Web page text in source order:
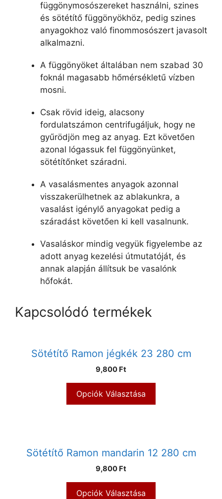
függönymosószereket használni, szines
és sötétítő függönyökhöz, pedig szines
anyagokhoz való finommosószert javasolt
alkalmazni.
A függönyöket általában nem szabad 30
foknál magasabb hőmérsékletű vízben
mosni.
Csak rövid ideig, alacsony
fordulatszámon centrifugáljuk, hogy ne
gyűrödjön meg az anyag. Ezt követően
azonal lógassuk fel függönyünket,
sötétítőnket száradni.
A vasalásmentes anyagok azonnal
visszakerülhetnek az ablakunkra, a
vasalást igénylő anyagokat pedig a
száradást követően ki kell vasalnunk.
Vasaláskor mindig vegyük figyelembe az
adott anyag kezelési útmutatóját, és
annak alapján állítsuk be vasalónk
hőfokát.
Kapcsolódó termékek
Sötétítő Ramon jégkék 23 280 cm
9,800 Ft
Opciók Választása
Sötétítő Ramon mandarin 12 280 cm
9,800 Ft
Opciók Választása